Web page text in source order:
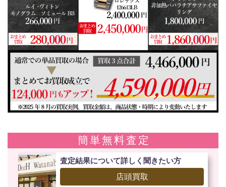
簡単無料査定
査定結果について詳しく聞きたい方
店頭買取